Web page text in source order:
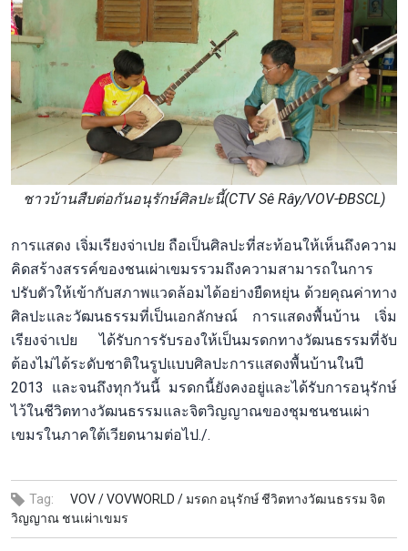
ชาวบ้านสืบต่อกันอนุรักษ์ศิลปะนี้(CTV Sê Rây/VOV-ĐBSCL)
การแสดง เจิ่มเรียงจ่าเปย ถือเป็นศิลปะที่สะท้อนให้เห็นถึงความ
คิดสร้างสรรค์ของชนเผ่าเขมรรวมถึงความสามารถในการ
ปรับตัวให้เข้ากับสภาพแวดล้อมได้อย่างยืดหยุ่น ด้วยคุณค่าทาง
ศิลปะและวัฒนธรรมที่เป็นเอกลักษณ์ การแสดงพื้นบ้าน เจิ่ม
เรียงจ่าเปย ได้รับการรับรองให้เป็นมรดกทางวัฒนธรรมที่จับ
ต้องไม่ได้ระดับชาติในรูปแบบศิลปะการแสดงพื้นบ้านในปี
2013 และจนถึงทุกวันนี้ มรดกนี้ยังคงอยู่และได้รับการอนุรักษ์
ไว้ในชีวิตทางวัฒนธรรมและจิตวิญญาณของชุมชนชนเผ่า
เขมรในภาคใต้เวียดนามต่อไป./.
Tag: VOV /VOVWORLD /มรดก อนุรักษ์ ชีวิตทางวัฒนธรรม จิต
วิญญาณ ชนเผ่าเขมร